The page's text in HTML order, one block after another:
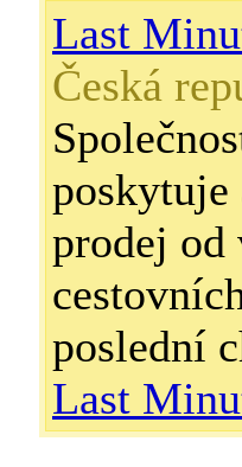
Last
Česká
prodej od
poslední
Last